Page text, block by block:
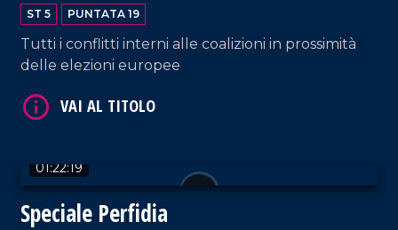
ST 5 PUNTATA 19
Tutti i conflitti interni alle coalizioni in prossimità
delle elezioni europee
01:22:19
Speciale Perfidia
VAI AL TITOLO
VAI AL TITOLO